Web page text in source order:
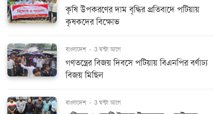
কৃষি উপকরণের দাম বৃদ্ধির প্রতিবাদে পটিয়ায়
কৃষকদের বিক্ষোভ
বাংলাদেশ - 3 ঘন্টা আগে
গণতন্ত্রের বিজয় দিবসে পটিয়ায় বিএনপির বর্ণাঢ্য
বিজয় মিছিল
বাংলাদেশ - 3 ঘন্টা আগে